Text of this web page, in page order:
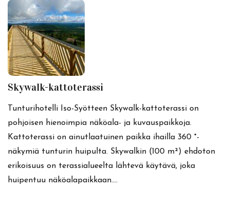
Skywalk-kattoterassi
Tunturihotelli Iso-Syötteen Skywalk-kattoterassi on
pohjoisen hienoimpia näköala- ja kuvauspaikkoja.
Kattoterassi on ainutlaatuinen paikka ihailla 360 °-
näkymiä tunturin huipulta. Skywalkin (100 m²) ehdoton
erikoisuus on terassialueelta lähtevä käytävä, joka
huipentuu näköalapaikkaan.…